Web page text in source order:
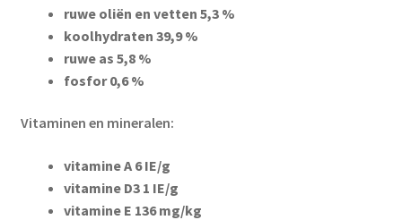
ruwe oliën en vetten 5,3 %
koolhydraten 39,9 %
ruwe as 5,8 %
fosfor 0,6 %
Vitaminen en mineralen:
vitamine A 6 IE/g
vitamine D3 1 IE/g
vitamine E 136 mg/kg